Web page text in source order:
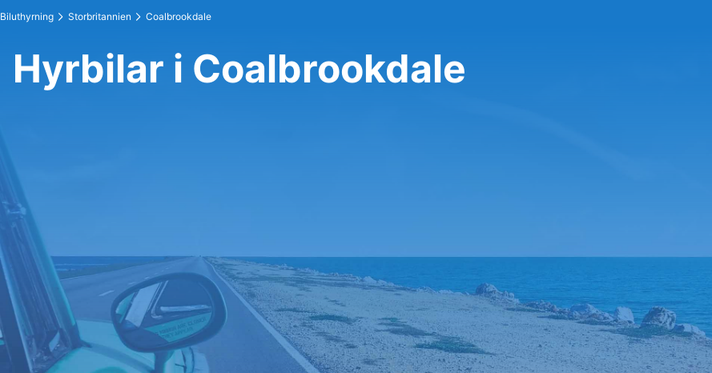
Biluthyrning Storbritannien Coalbrookdale
Hyrbilar i Coalbrookdale